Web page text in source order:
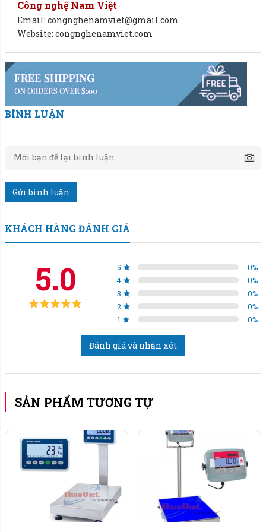
Độ chính xác cao với cảm biến tải trọng chất lượng.
Màn hình hiển thị LED rõ nét, dễ đọc.
3.Thiết kế chắc chắn, chịu lực tốt, phù hợp cho mọi môi
trường làm việc.
4.Dễ dàng sử dụng với các phím chức năng đơn giản và
Mức cân: 30kg; 60kg; 100kg; 150kg; 200kg; 300kg;
Bảo hành: 18 tháng.
Trọng lượng cân: 19 kg.
Cân bàn điện tử Cas DB-II trang bị:
Màn hình VFD (5 số).
Mặt bàn và khung: inox 304
Kích thước bàn cân: (0.4m x 0.5m, 0.5m x 0.6m,
0.5m x 0.7m, 0.6m x 0.8m) hoặc tùy chọn kích
thước.
Công nghệ Nam Việt
Email: congnghenamviet@gmail.com
Website: congnghenamviet.com
BÌNH LUẬN
Gửi bình luận
KHÁCH HÀNG ĐÁNH GIÁ
5.0 5 0%
4
0%
3
0%
2
0%
1
0%
Đánh giá và nhận xét
SẢN PHẨM TƯƠNG TỰ